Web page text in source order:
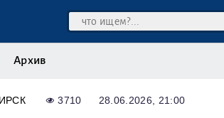
Архив
3710 28.06.2026, 21:00